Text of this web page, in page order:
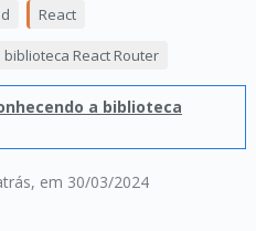
, em 30/03/2024
React
React Router
a biblioteca